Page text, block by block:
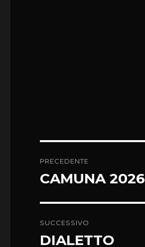
articoli
PRECEDENTE
Articolo
CAMUNA 2026
SUCCESSIVO
Articolo
DIALETTO